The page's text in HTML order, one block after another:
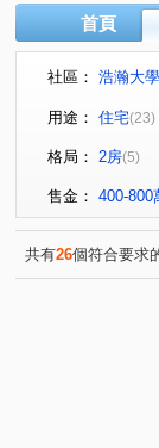
首頁
社區： 浩瀚大
坤山時
鑽石雙星
福興一路
興隆路
六家五
成功十
用途： 住宅(23)
格局： 2房(5)
售金： 400-800
共有26個符合要求